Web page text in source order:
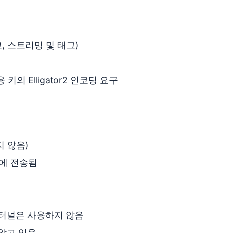
스트리밍 및 태그)
키의 Elligator2 인코딩 요구
않음)
전송됨
널은 사용하지 않음